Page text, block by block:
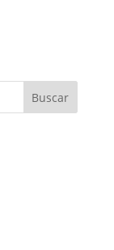
Buscar